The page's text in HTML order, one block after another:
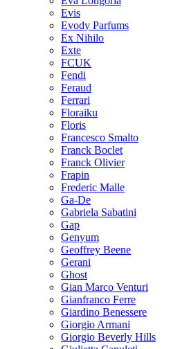
Evis
Evody Parfums
Ex Nihilo
Exte
FCUK
Fendi
Feraud
Ferrari
Floraiku
Floris
Francesco Smalto
Franck Boclet
Franck Olivier
Frapin
Frederic Malle
Ga-De
Gabriela Sabatini
Gap
Genyum
Geoffrey Beene
Gerani
Ghost
Gian Marco Venturi
Gianfranco Ferre
Giardino Benessere
Giorgio Armani
Giorgio Beverly Hills